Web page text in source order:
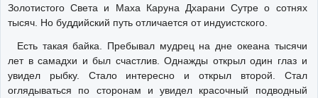
Золотистого Света и Маха Каруна Дхарани Сутре о сотнях
тысяч. Но буддийский путь отличается от индуистского.
Есть такая байка. Пребывал мудрец на дне океана тысячи
лет в самадхи и был счастлив. Однажды открыл один глаз и
увидел рыбку. Стало интересно и открыл второй. Стал
оглядываться по сторонам и увидел красочный подводный